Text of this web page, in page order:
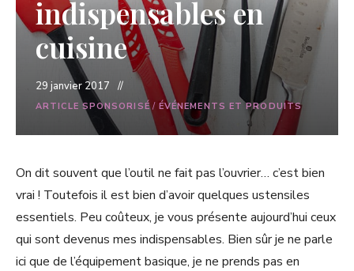
indispensables en
cuisine
29 janvier 2017
ARTICLE SPONSORISÉ/ ÉVÉNEMENTS ET PRODUITS
On dit souvent que l’outil ne fait pas l’ouvrier… c’est bien
vrai ! Toutefois il est bien d’avoir quelques ustensiles
essentiels. Peu coûteux, je vous présente aujourd’hui ceux
qui sont devenus mes indispensables. Bien sûr je ne parle
ici que de l’équipement basique, je ne prends pas en